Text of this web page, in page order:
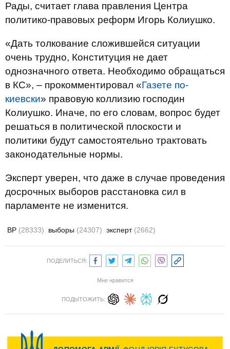
Рады, считает глава правления Центра
политико-правовых реформ Игорь Колиушко.
«Дать толкование сложившейся ситуации
очень трудно, Конституция не дает
однозначного ответа. Необходимо обращаться
в КС», – прокомментировал «Газете по-
киевски» правовую коллизию господин
Колиушко. Иначе, по его словам, вопрос будет
решаться в политической плоскости и
политики будут самостоятельно трактовать
законодательные нормы.
Эксперт уверен, что даже в случае проведения
досрочных выборов расстановка сил в
парламенте не изменится.
ВР (28333) выборы (24307) эксперт (2662)
ПОДЕЛИТЬСЯ:
Мне нравится
ПОДЫТОЖИТЬ: